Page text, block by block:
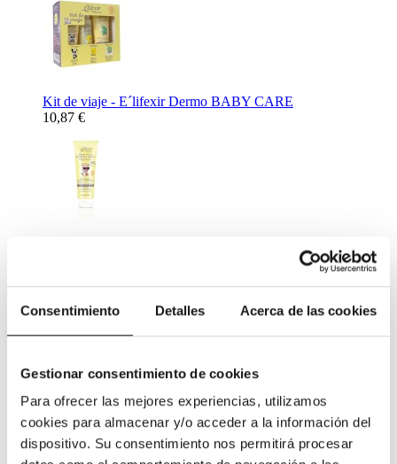
Consentimiento Detalles Acerca de las cookies
Gestionar consentimiento de cookies
Para ofrecer las mejores experiencias, utilizamos
cookies para almacenar y/o acceder a la información del
dispositivo. Su consentimiento nos permitirá procesar
Kit de viaje - E´lifexir Dermo BABY CARE
10,87 €
Crema Solar Mineral Protection SPF50 - E´lifexir Dermo
Complemento Alimenticio para ayudar al descanso nocturno -
Netisum VPT 60 caps
11,31 €